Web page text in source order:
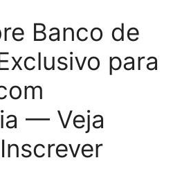
Banco de
para
— Veja